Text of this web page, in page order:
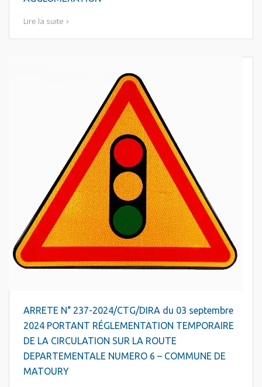
Lire la suite
ARRETE N° 237-2024/CTG/DIRA du 03 septembre
2024 PORTANT RÉGLEMENTATION TEMPORAIRE
DE LA CIRCULATION SUR LA ROUTE
DEPARTEMENTALE NUMERO 6 – COMMUNE DE
MATOURY